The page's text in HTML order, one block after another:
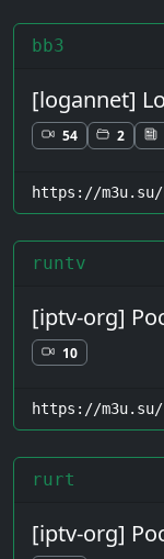
bb3
[logannet]
54 2
https://m3u.su/
runtv
[iptv-org]
10
https://
rurt
[iptv-org]